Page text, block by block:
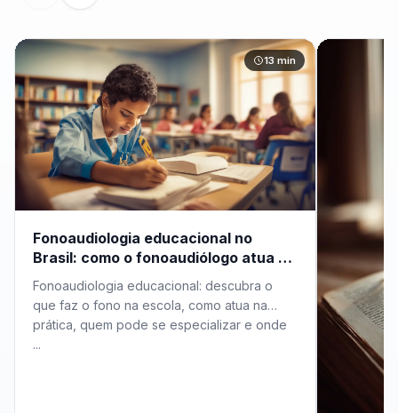
13 min
Fonoaudiologia educacional no
Brasil: como o fonoaudiólogo atua na
escola
Fonoaudiologia educacional: descubra o
que faz o fono na escola, como atua na
prática, quem pode se especializar e onde
...